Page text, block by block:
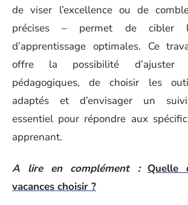
de viser l’excellence ou de
précises – permet de cibler
d’apprentissage optimales. Ce
offre la possibilité d’ajuster
pédagogiques, de choisir les
adaptés et d’envisager un
essentiel pour répondre aux
apprenant.
A lire en complément : Quelle
vacances choisir ?